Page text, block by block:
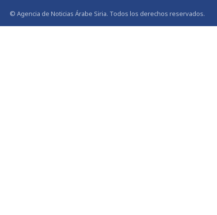
© Agencia de Noticias Árabe Siria. Todos los derechos reservados.